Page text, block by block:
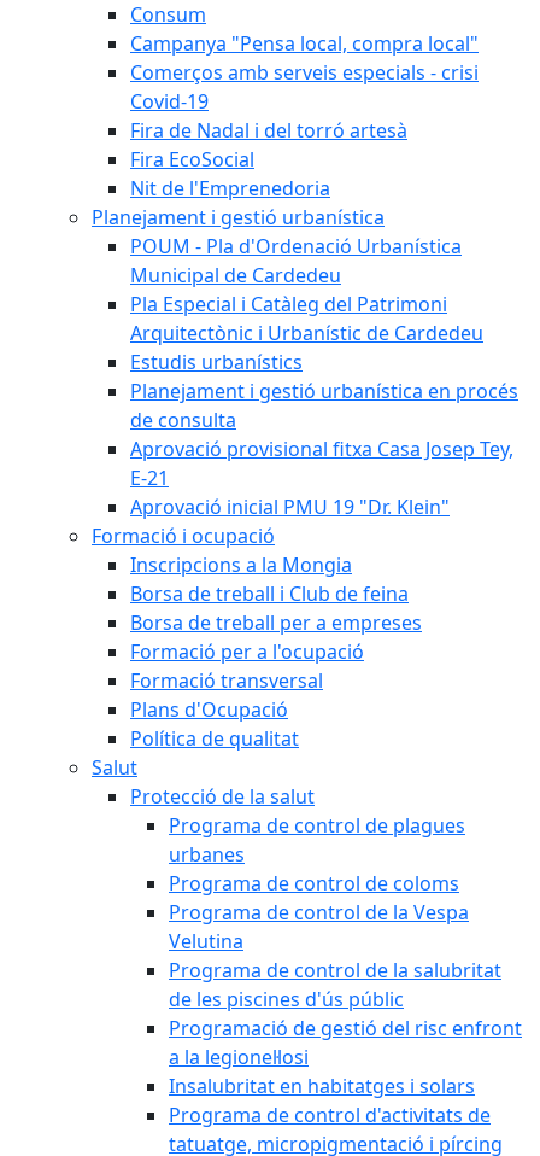
Consum
Campanya "Pensa local, compra local"
Comerços amb serveis especials - crisi
Covid-19
Fira de Nadal i del torró artesà
Fira EcoSocial
Nit de l'Emprenedoria
Planejament i gestió urbanística
POUM - Pla d'Ordenació Urbanística
Municipal de Cardedeu
Pla Especial i Catàleg del Patrimoni
Arquitectònic i Urbanístic de Cardedeu
Estudis urbanístics
Planejament i gestió urbanística en procés
de consulta
Aprovació provisional fitxa Casa Josep Tey,
E-21
Aprovació inicial PMU 19 "Dr. Klein"
Formació i ocupació
Inscripcions a la Mongia
Borsa de treball i Club de feina
Borsa de treball per a empreses
Formació per a l'ocupació
Formació transversal
Plans d'Ocupació
Política de qualitat
Salut
Protecció de la salut
Programa de control de plagues
urbanes
Programa de control de coloms
Programa de control de la Vespa
Velutina
Programa de control de la salubritat
de les piscines d'ús públic
Programació de gestió del risc enfront
a la legionel·losi
Insalubritat en habitatges i solars
Programa de control d'activitats de
tatuatge, micropigmentació i pírcing